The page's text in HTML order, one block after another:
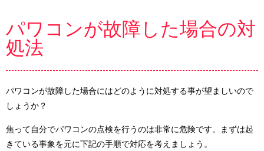
パワコンが故障した場合の対
処法
パワコンが故障した場合にはどのように対処する事が望ましいので
しょうか？
焦って自分でパワコンの点検を行うのは非常に危険です。まずは起
きている事象を元に下記の手順で対応を考えましょう。